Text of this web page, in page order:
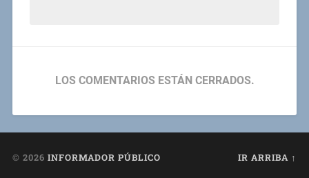
LOS COMENTARIOS ESTÁN CERRADOS.
© 2026 INFORMADOR PÚBLICO IR ARRIBA ↑